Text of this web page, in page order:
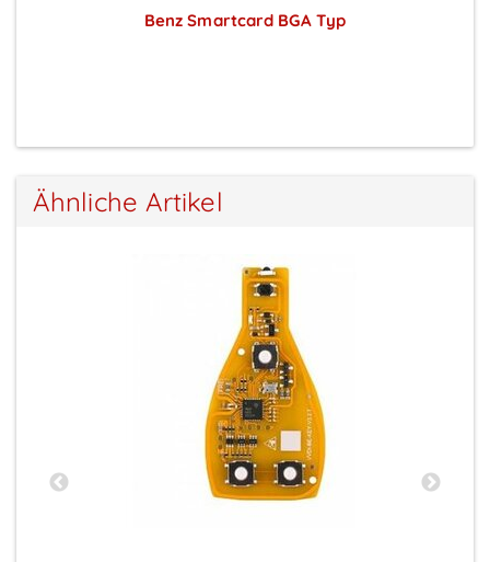
Benz Smartcard BGA Typ
Ähnliche Artikel